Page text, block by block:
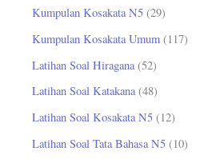
Kumpulan Kosakata N5 (29)
Kumpulan Kosakata Umum (117)
Latihan Soal Hiragana (52)
Latihan Soal Katakana(48)
Latihan Soal Kosakata N5 (12)
Latihan Soal Tata Bahasa N5 (10)